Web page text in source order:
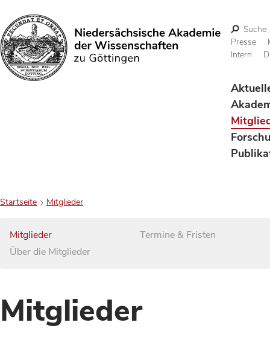
Suchen
Suche
Presse
Intern
Startseite Mitglieder
Mitglieder
Über die Mitglieder
Termine & Fristen
Mitglieder